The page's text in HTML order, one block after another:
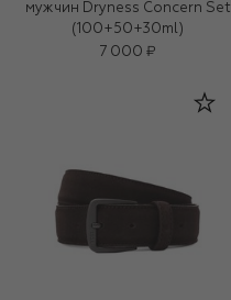
мужчин Dryness Concern Set
(100+50+30ml)
7 000 ₽